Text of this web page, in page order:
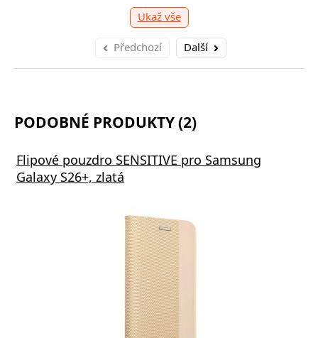
Ukaž vše
Předchozí Další
PODOBNÉ PRODUKTY (2)
Flipové pouzdro SENSITIVE pro Samsung
Galaxy S26+, zlatá